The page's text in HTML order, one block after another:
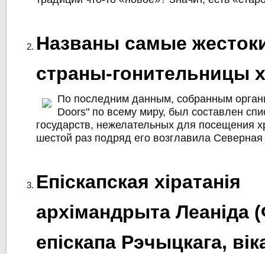
Названы самые
страны-гонительницы
По последним данным, собранным
Doors" по всему миру, был составлен
государств, нежелательных для посещения
шестой раз подряд его возглавила
Епіскапская хіратанія
архімандрыта Леаніда
епіскапа Рэчыцкага,